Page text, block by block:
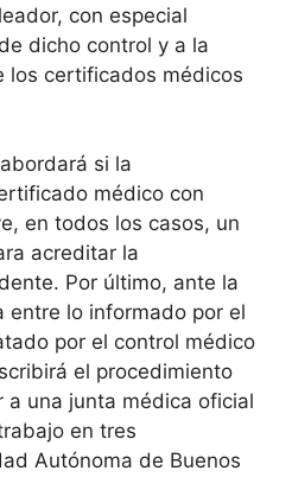
con especial
dicho control y a la
los certificados médicos
si la
médico con
en todos los casos, un
acreditar la
Por último, ante la
entre lo informado por el
por el control médico
el procedimiento
a una junta médica oficial
en tres
Autónoma de Buenos